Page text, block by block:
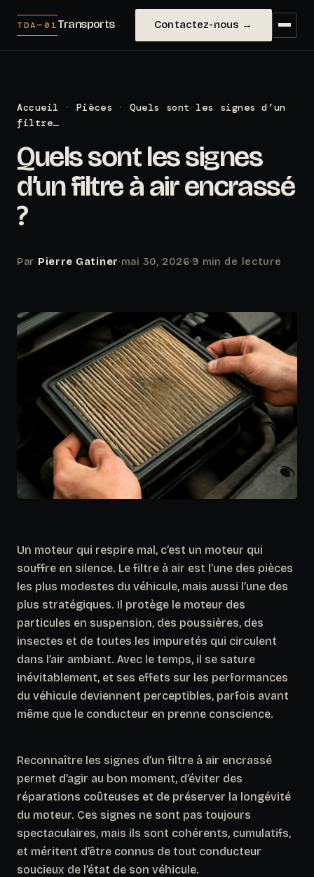
TDA—01Transports Contactez-nous →
Accueil · Pièces ·
Quels sont les signes d’un
filtre…
Quels sont les signes
d’un filtre à air encrassé
?
Par Pierre Gatiner·mai 30, 2026·9 min de lecture
Un moteur qui respire mal, c’est un moteur qui
souffre en silence. Le filtre à air est l’une des pièces
les plus modestes du véhicule, mais aussi l’une des
plus stratégiques. Il protège le moteur des
particules en suspension, des poussières, des
insectes et de toutes les impuretés qui circulent
dans l’air ambiant. Avec le temps, il se sature
inévitablement, et ses effets sur les performances
du véhicule deviennent perceptibles, parfois avant
même que le conducteur en prenne conscience.
Reconnaître les signes d’un filtre à air encrassé
permet d’agir au bon moment, d’éviter des
réparations coûteuses et de préserver la longévité
du moteur. Ces signes ne sont pas toujours
spectaculaires, mais ils sont cohérents, cumulatifs,
et méritent d’être connus de tout conducteur
soucieux de l’état de son véhicule.